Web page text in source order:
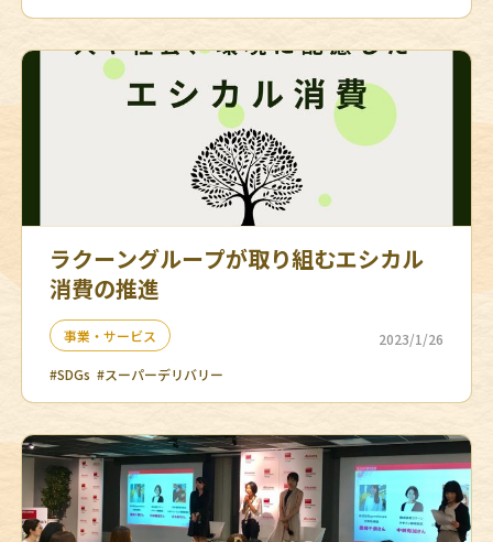
ラクーングループが取り組むエシカル
消費の推進
事業・サービス
2023/1/26
#SDGs #スーパーデリバリー